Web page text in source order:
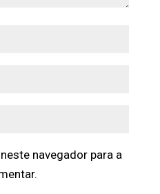
navegador para a